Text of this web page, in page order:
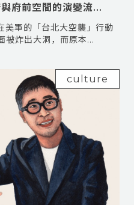
府前空間的演變流...
美軍的「台北大空襲」行動
被炸出大洞，而原本...
culture